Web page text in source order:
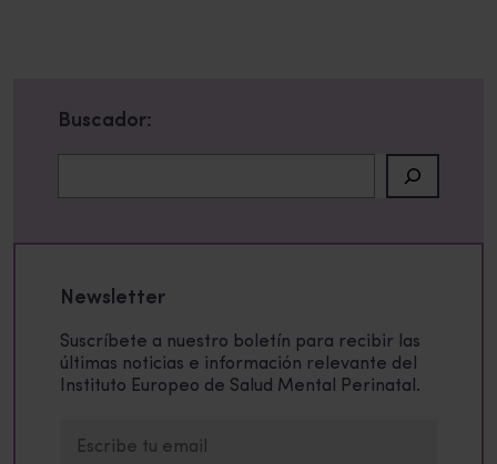
Buscador:
Newsletter
Suscríbete a nuestro boletín para recibir las
últimas noticias e información relevante del
Instituto Europeo de Salud Mental Perinatal.